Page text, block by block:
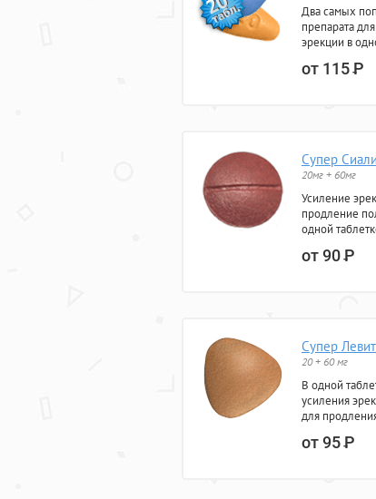
Два самых
препарата
эрекции в
от 115Р
Супер
20мг + 60мг
Усиление
продление
одной
от 90Р
Супер
20 + 60 мг
В одной
усиления
для
от 95Р